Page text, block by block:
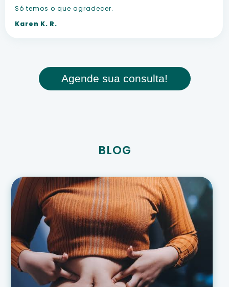
Só temos o que agradecer.
Karen K. R.
Agende sua consulta!
BLOG